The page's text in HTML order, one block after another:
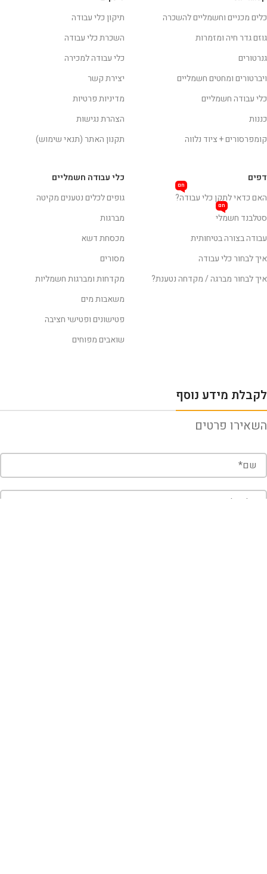
תיקון כלי עבודה
השכרת כלי עבודה
כלי עבודה למכירה
יצירת קשר
מדיניות פרטיות
הצהרת נגישות
תקנון האתר (תנאי שימוש)
כלים מכניים וחשמליים להשכרה
גוזם גדר חיה ומזמרות
גנרטורים
ויברטורים ומחטים חשמליים
כלי עבודה חשמליים
כננות
קומפרסורים + ציוד נלווה
כלי עבודה חשמליים
גופים לכלים נטענים מקיטה
מברגות
מכסחת דשא
מסורים
מקדחות ומברגות חשמליות
משאבות מים
פטישונים ופטישי חציבה
שואבים מפוחים
דפים
האם כדאי לתקן כלי עבודה?
חם
סטלבנד חשמלי
חם
עבודה בצורה בטיחותית
איך לבחור כלי עבודה
איך לבחור מברגה / מקדחה נטענת?
לקבלת מידע נוסף
השאירו פרטים